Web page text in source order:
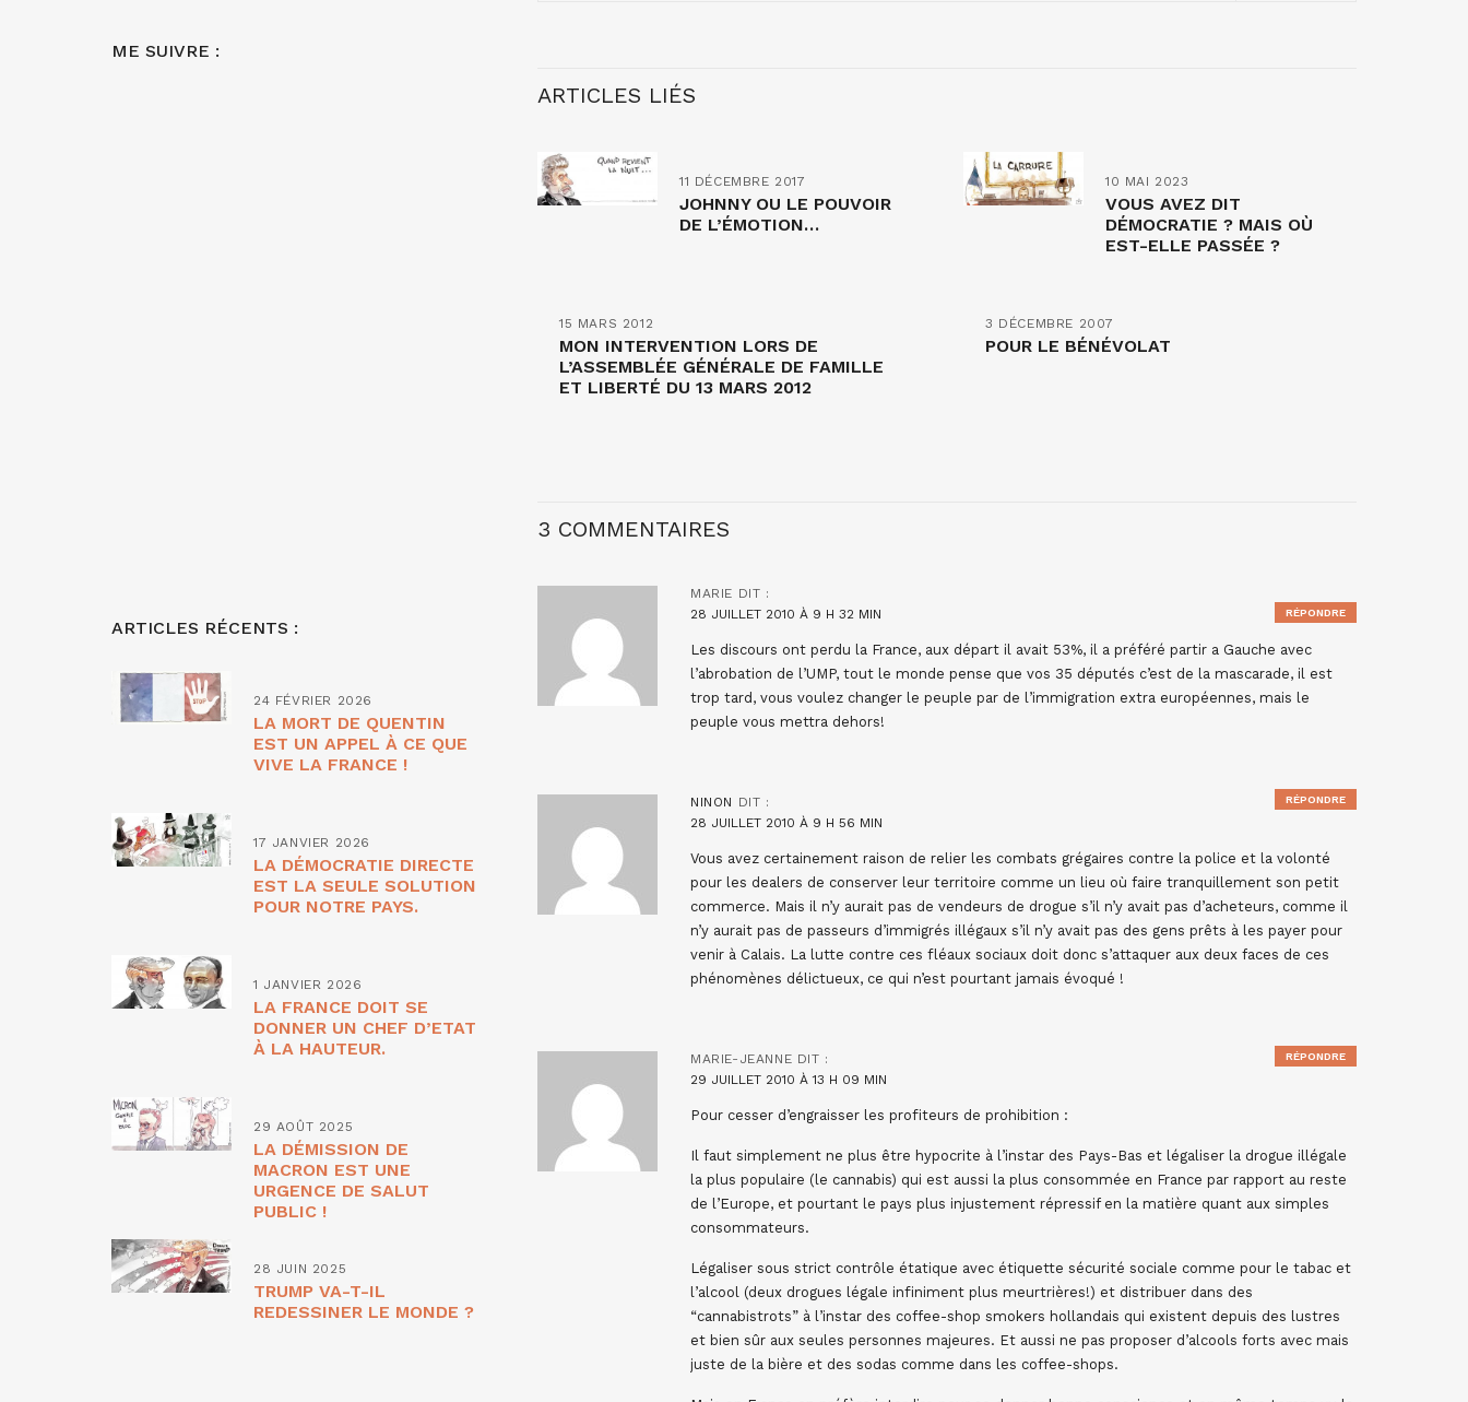
ARTICLES LIÉS
11 DÉCEMBRE 2017
JOHNNY OU LE POUVOIR
DE L’ÉMOTION…
10 MAI 2023
VOUS AVEZ DIT
DÉMOCRATIE ? MAIS OÙ
EST-ELLE PASSÉE ?
15 MARS 2012
MON INTERVENTION LORS DE
L’ASSEMBLÉE GÉNÉRALE DE FAMILLE
ET LIBERTÉ DU 13 MARS 2012
3 DÉCEMBRE 2007
POUR LE BÉNÉVOLAT
3 COMMENTAIRES
MARIE DIT :
28 JUILLET 2010 À 9 H 32 MIN
Les discours ont perdu la France, aux départ il avait 53%, il a préféré partir a Gauche avec
l’abrobation de l’UMP, tout le monde pense que vos 35 députés c’est de la mascarade, il est
trop tard, vous voulez changer le peuple par de l’immigration extra européennes, mais le
peuple vous mettra dehors!
RÉPONDRE
NINON DIT :
28 JUILLET 2010 À 9 H 56 MIN
Vous avez certainement raison de relier les combats grégaires contre la police et la volonté
pour les dealers de conserver leur territoire comme un lieu où faire tranquillement son petit
commerce. Mais il n’y aurait pas de vendeurs de drogue s’il n’y avait pas d’acheteurs, comme il
n’y aurait pas de passeurs d’immigrés illégaux s’il n’y avait pas des gens prêts à les payer pour
venir à Calais. La lutte contre ces fléaux sociaux doit donc s’attaquer aux deux faces de ces
phénomènes délictueux, ce qui n’est pourtant jamais évoqué !
RÉPONDRE
MARIE-JEANNE DIT :
29 JUILLET 2010 À 13 H 09 MIN
Pour cesser d’engraisser les profiteurs de prohibition :
Il faut simplement ne plus être hypocrite à l’instar des Pays-Bas et légaliser la drogue illégale
la plus populaire (le cannabis) qui est aussi la plus consommée en France par rapport au reste
de l’Europe, et pourtant le pays plus injustement répressif en la matière quant aux simples
consommateurs.
Légaliser sous strict contrôle étatique avec étiquette sécurité sociale comme pour le tabac et
l’alcool (deux drogues légale infiniment plus meurtrières!) et distribuer dans des
“cannabistrots” à l’instar des coffee-shop smokers hollandais qui existent depuis des lustres
et bien sûr aux seules personnes majeures. Et aussi ne pas proposer d’alcools forts avec mais
juste de la bière et des sodas comme dans les coffee-shops.
RÉPONDRE
ME SUIVRE :
ARTICLES RÉCENTS :
24 FÉVRIER 2026
LA MORT DE QUENTIN
EST UN APPEL À CE QUE
VIVE LA FRANCE !
17 JANVIER 2026
LA DÉMOCRATIE DIRECTE
EST LA SEULE SOLUTION
POUR NOTRE PAYS.
1 JANVIER 2026
LA FRANCE DOIT SE
DONNER UN CHEF D’ETAT
À LA HAUTEUR.
29 AOÛT 2025
LA DÉMISSION DE
MACRON EST UNE
URGENCE DE SALUT
PUBLIC !
28 JUIN 2025
TRUMP VA-T-IL
REDESSINER LE MONDE ?